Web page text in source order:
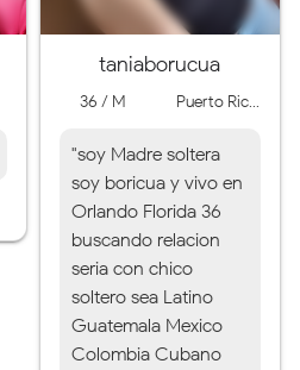
taniaborucua
36 / M Puerto Ric...
"soy Madre soltera
soy boricua y vivo en
Orlando Florida 36
buscando relacion
seria con chico
soltero sea Latino
Guatemala Mexico
Colombia Cubano